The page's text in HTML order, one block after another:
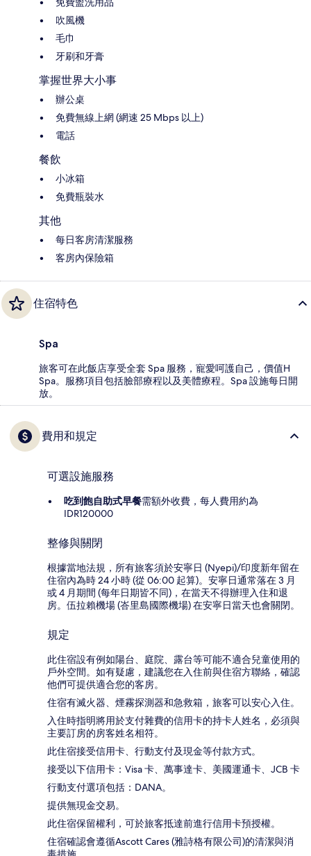
吹風機
毛巾
牙刷和牙膏
掌握世界大小事
辦公桌
免費無線上網 (網速 25 Mbps 以上)
電話
餐飲
小冰箱
免費瓶裝水
其他
每日客房清潔服務
客房內保險箱
住宿特色
Spa
旅客可在此飯店享受全套 Spa 服務，寵愛呵護自己，價值H
Spa。服務項目包括臉部療程以及美體療程。Spa 設施每日開
放。
費用和規定
可選設施服務
吃到飽自助式早餐需額外收費，每人費用約為
IDR120000
整修與關閉
根據當地法規，所有旅客須於安寧日 (Nyepi)/印度新年留在
住宿內為時 24 小時 (從 06:00 起算)。安寧日通常落在 3 月
或 4 月期間 (每年日期皆不同)，在當天不得辦理入住和退
房。伍拉賴機場 (峇里島國際機場) 在安寧日當天也會關閉。
規定
此住宿設有例如陽台、庭院、露台等可能不適合兒童使用的
戶外空間。如有疑慮，建議您在入住前與住宿方聯絡，確認
他們可提供適合您的客房。
住宿有滅火器、煙霧探測器和急救箱，旅客可以安心入住。
入住時指明將用於支付雜費的信用卡的持卡人姓名，必須與
主要訂房的房客姓名相符。
此住宿接受信用卡、行動支付及現金等付款方式。
接受以下信用卡：Visa 卡、萬事達卡、美國運通卡、JCB 卡
行動支付選項包括：DANA。
提供無現金交易。
此住宿保留權利，可於旅客抵達前進行信用卡預授權。
住宿確認會遵循Ascott Cares (雅詩格有限公司)的清潔與消